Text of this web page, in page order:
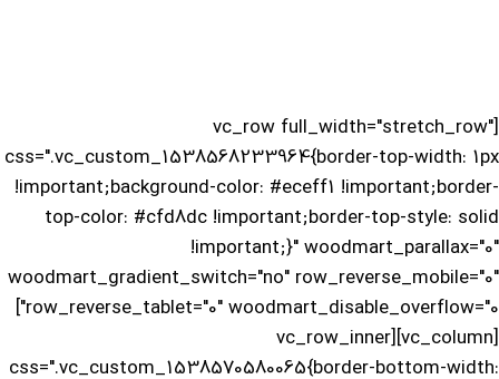
[vc_row full_width="stretch_row"
css=".vc_custom_1538568233964{border-top-width: 1px
!important;background-color: #eceff1 !important;border-
top-color: #cfd8dc !important;border-top-style: solid
!important;}" woodmart_parallax="0"
woodmart_gradient_switch="no" row_reverse_mobile="0"
row_reverse_tablet="0" woodmart_disable_overflow="0"]
[vc_column][vc_row_inner
css=".vc_custom_1538570580065{border-bottom-width: